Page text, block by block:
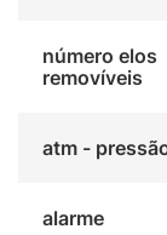
número elos
removíveis
atm -
alarme